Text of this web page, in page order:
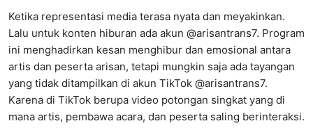
Ketika representasi media terasa nyata dan meyakinkan.
Lalu untuk konten hiburan ada akun @arisantrans7. Program
ini menghadirkan kesan menghibur dan emosional antara
artis dan peserta arisan, tetapi mungkin saja ada tayangan
yang tidak ditampilkan di akun TikTok @arisantrans7.
Karena di TikTok berupa video potongan singkat yang di
mana artis, pembawa acara, dan peserta saling berinteraksi.